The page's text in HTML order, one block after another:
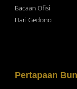
Bacaan Ofisi
Dari Gedono
Pertapaan